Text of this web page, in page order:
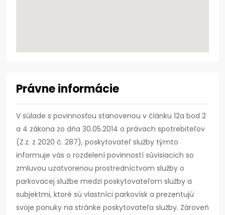
Právne informácie
V súlade s povinnosťou stanovenou v článku 12a bod 2
a 4 zákona zo dňa 30.05.2014 o právach spotrebiteľov
(Z.z. z 2020 č. 287), poskytovateľ služby týmto
informuje vás o rozdelení povinností súvisiacich so
zmluvou uzatvorenou prostredníctvom služby o
parkovacej službe medzi poskytovateľom služby a
subjektmi, ktoré sú vlastníci parkovísk a prezentujú
svoje ponuky na stránke poskytovateľa služby. Zároveň